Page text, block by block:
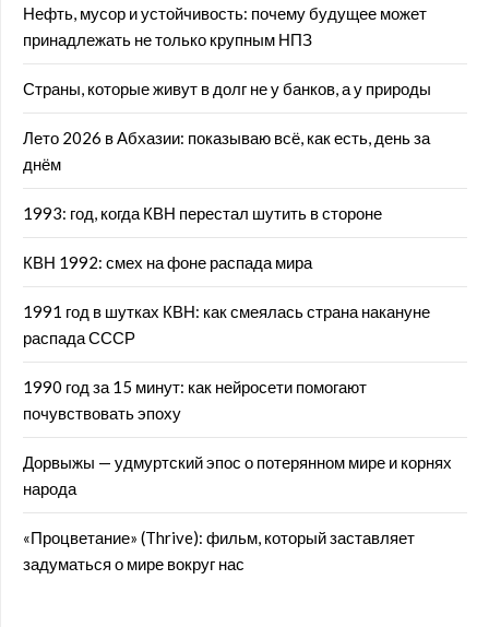
Нефть, мусор и устойчивость: почему будущее может
принадлежать не только крупным НПЗ
Страны, которые живут в долг не у банков, а у природы
Лето 2026 в Абхазии: показываю всё, как есть, день за
днём
1993: год, когда КВН перестал шутить в стороне
КВН 1992: смех на фоне распада мира
1991 год в шутках КВН: как смеялась страна накануне
распада СССР
1990 год за 15 минут: как нейросети помогают
почувствовать эпоху
Дорвыжы — удмуртский эпос о потерянном мире и корнях
народа
«Процветание» (Thrive): фильм, который заставляет
задуматься о мире вокруг нас